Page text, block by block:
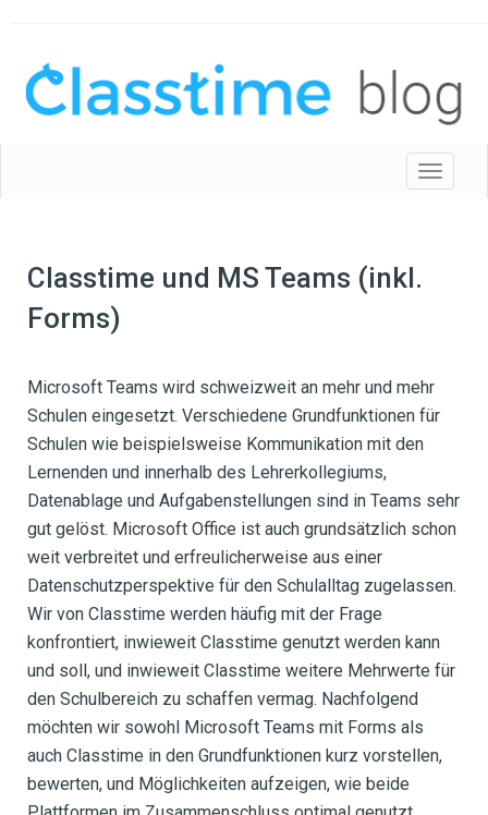
Toggle
Classtime und MS Teams (inkl.
Forms)
Microsoft Teams wird schweizweit an mehr und mehr
Schulen eingesetzt. Verschiedene Grundfunktionen für
Schulen wie beispielsweise Kommunikation mit den
Lernenden und innerhalb des Lehrerkollegiums,
Datenablage und Aufgabenstellungen sind in Teams sehr
gut gelöst. Microsoft Office ist auch grundsätzlich schon
weit verbreitet und erfreulicherweise aus einer
Datenschutzperspektive für den Schulalltag zugelassen.
Wir von Classtime werden häufig mit der Frage
konfrontiert, inwieweit Classtime genutzt werden kann
und soll, und inwieweit Classtime weitere Mehrwerte für
den Schulbereich zu schaffen vermag. Nachfolgend
möchten wir sowohl Microsoft Teams mit Forms als
auch Classtime in den Grundfunktionen kurz vorstellen,
bewerten, und Möglichkeiten aufzeigen, wie beide